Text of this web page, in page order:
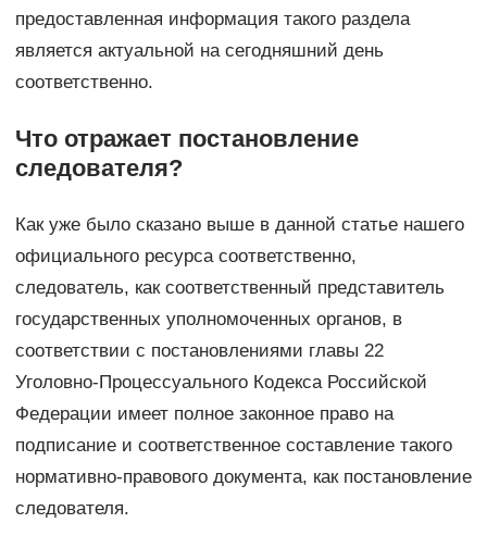
предоставленная информация такого раздела
является актуальной на сегодняшний день
соответственно.
Что отражает постановление
следователя?
Как уже было сказано выше в данной статье нашего
официального ресурса соответственно,
следователь, как соответственный представитель
государственных уполномоченных органов, в
соответствии с постановлениями главы 22
Уголовно-Процессуального Кодекса Российской
Федерации имеет полное законное право на
подписание и соответственное составление такого
нормативно-правового документа, как постановление
следователя.